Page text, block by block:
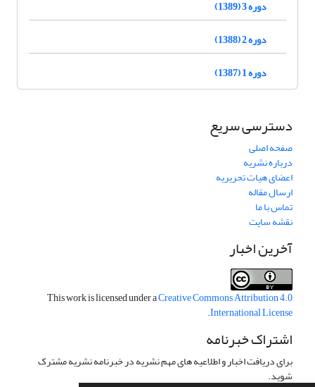
دوره 3 (1389)
دوره 2 (1388)
دوره 1 (1387)
دسترسی سریع
صفحه اصلی
درباره نشریه
اعضای هیات تحریریه
ارسال مقاله
تماس با ما
نقشه سایت
آخرین اخبار
This work is licensed under aCreative Commons Attribution 4.0
International License
.
اشتراک خبرنامه
برای دریافت اخبار و اطلاعیه های مهم نشریه در خبرنامه نشریه مشترک
شوید.